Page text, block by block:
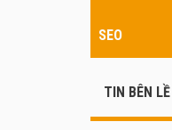
SEO
TIN BÊN LỀ